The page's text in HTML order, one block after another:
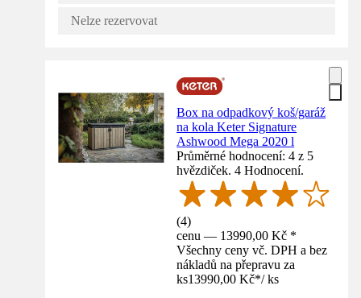
Nelze rezervovat
Box na odpadkový koš/garáž
na kola Keter Signature
Ashwood Mega 2020 l
Průměrné hodnocení: 4 z 5
hvězdiček. 4 Hodnocení.
(4)
cenu — 13990,00 Kč *
Všechny ceny vč. DPH a bez
nákladů na přepravu za
ks13990,00 Kč*/ ks